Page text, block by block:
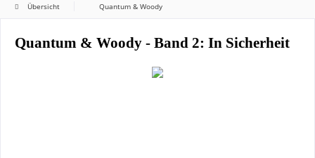
Übersicht Quantum & Woody
Quantum & Woody - Band 2: In Sicherheit